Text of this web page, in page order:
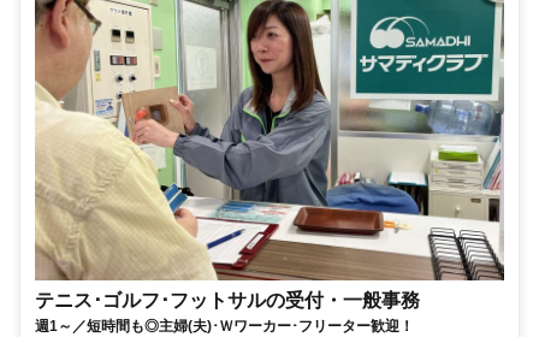
テニス･ゴルフ･フットサルの受付・一般事務
週1～／短時間も◎主婦(夫)･Ｗワーカー･フリーター歓迎！